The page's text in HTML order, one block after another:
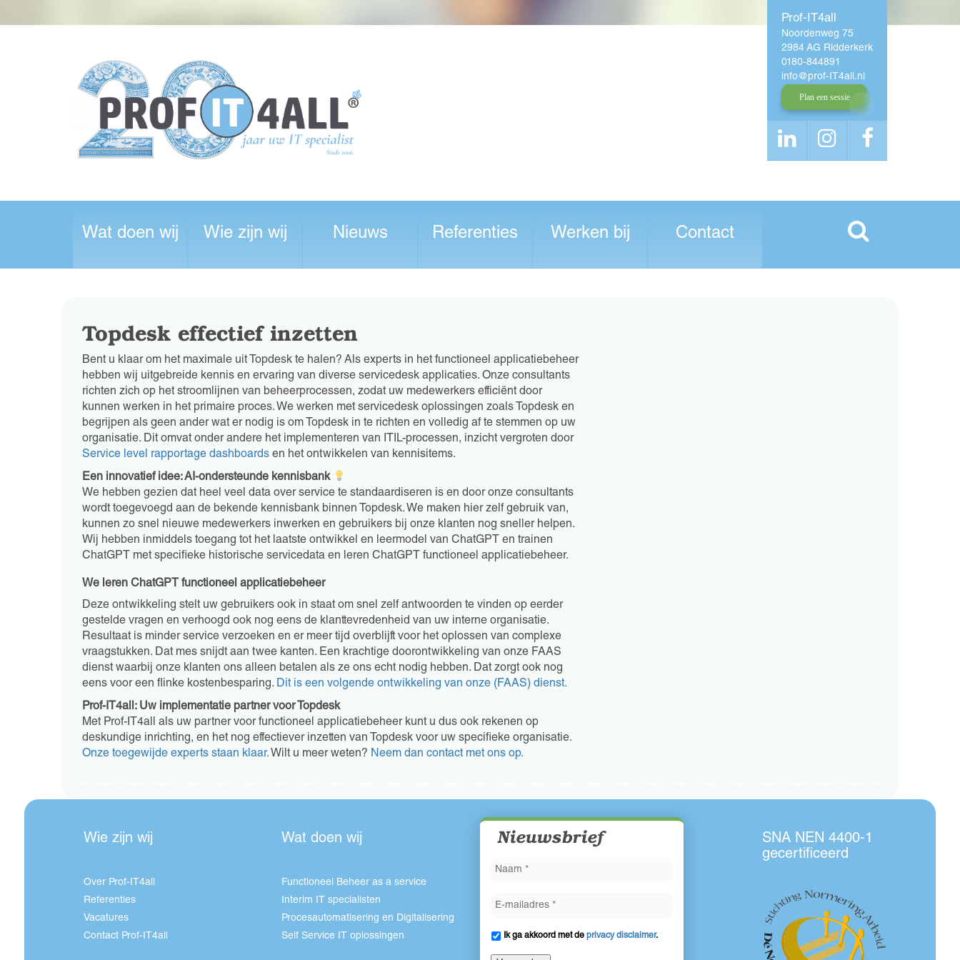
Prof-IT4all
Noordenweg 75
2984 AG Ridderkerk
0180-844891
info
prof-IT4all nl
Plan een sessie
Wat doen wij Wie zijn wij Nieuws Referenties Werken bij Contact
Topdesk effectief inzetten
Bent u klaar om het maximale uit Topdesk te halen? Als experts in het functioneel applicatiebeheer
hebben wij uitgebreide kennis en ervaring van diverse servicedesk applicaties. Onze consultants
richten zich op het stroomlijnen van beheerprocessen, zodat uw medewerkers efficiënt door
kunnen werken in het primaire proces. We werken met servicedesk oplossingen zoals Topdesk en
begrijpen als geen ander wat er nodig is om Topdesk in te richten en volledig af te stemmen op uw
organisatie. Dit omvat onder andere het implementeren van ITIL-processen, inzicht vergroten door
Service level rapportage dashboards en het ontwikkelen van kennisitems.
Een innovatief idee: AI-ondersteunde kennisbank
We hebben gezien dat heel veel data over service te standaardiseren is en door onze consultants
wordt toegevoegd aan de bekende kennisbank binnen Topdesk. We maken hier zelf gebruik van,
kunnen zo snel nieuwe medewerkers inwerken en gebruikers bij onze klanten nog sneller helpen.
Wij hebben inmiddels toegang tot het laatste ontwikkel en leermodel van ChatGPT en trainen
ChatGPT met specifieke historische servicedata en leren ChatGPT functioneel applicatiebeheer.
We leren ChatGPT functioneel applicatiebeheer
Deze ontwikkeling stelt uw gebruikers ook in staat om snel zelf antwoorden te vinden op eerder
gestelde vragen en verhoogd ook nog eens de klanttevredenheid van uw interne organisatie.
Resultaat is minder service verzoeken en er meer tijd overblijft voor het oplossen van complexe
vraagstukken. Dat mes snijdt aan twee kanten. Een krachtige doorontwikkeling van onze FAAS
dienst waarbij onze klanten ons alleen betalen als ze ons echt nodig hebben. Dat zorgt ook nog
eens voor een flinke kostenbesparing. Dit is een volgende ontwikkeling van onze (FAAS) dienst.
Prof-IT4all: Uw implementatie partner voor Topdesk
Met Prof-IT4all als uw partner voor functioneel applicatiebeheer kunt u dus ook rekenen op
deskundige inrichting, en het nog effectiever inzetten van Topdesk voor uw specifieke organisatie.
Onze toegewijde experts staan klaar. Wilt u meer weten? Neem dan contact met ons op.
Wie zijn wij
Over Prof-IT4all
Referenties
Vacatures
Contact Prof-IT4all
Wat doen wij
Functioneel Beheer as a service
Interim IT specialisten
Procesautomatisering en Digitalisering
Self Service IT oplossingen
Nieuwsbrief
Ik ga akkoord met de privacy disclaimer.
SNA NEN 4400-1
gecertificeerd